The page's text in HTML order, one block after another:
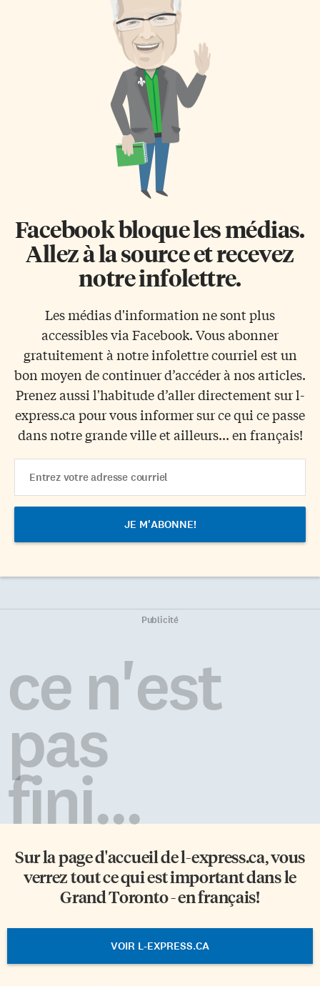
Facebook bloque les médias.
Allez à la source et recevez
notre infolettre.
Les médias d'information ne sont plus
accessibles via Facebook. Vous abonner
gratuitement à notre infolettre courriel est un
bon moyen de continuer d’accéder à nos articles.
Prenez aussi l'habitude d’aller directement sur l-
express.ca pour vous informer sur ce qui ce passe
dans notre grande ville et ailleurs... en français!
Address
Publicité
ce n'est
pas
fini...
Sur la page d'accueil del-express.ca, vous
verrez tout ce qui est important dans le
Grand Toronto - en français!
VOIR L-EXPRESS.CA